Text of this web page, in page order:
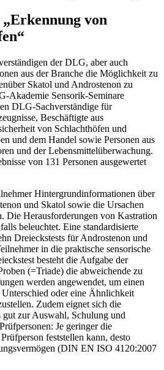
von
der DLG, aber auch
aus der Branche die Möglichkeit zu
Skatol und Androstenon zu
Akademie Sensorik-Seminare
DLG-Sachverständige für
Beschäftigte aus
von Schlachthöfen und
und dem Handel sowie Personen aus
und der Lebensmittelüberwachung.
von 131 Personen ausgewertet
Hintergrundinformationen über
und Skatol sowie die Ursachen
Die Herausforderungen von Kastration
beleuchtet. Eine standardisierte
Dreieckstests für Androstenon und
in die praktische sensorische
besteht die Aufgabe der
(=Triade) die abweichende zu
werden angewendet, um einen
Unterschied oder eine Ähnlichkeit
Zudem eignet sich die
zur Auswahl, Schulung und
Je geringer die
feststellen kann, desto
(DIN EN ISO 4120:2007